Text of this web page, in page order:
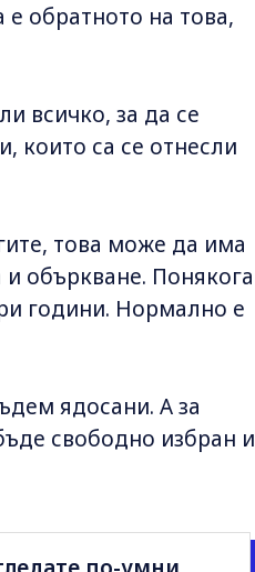
обратното на това,
всичко, за да се
които са се отнесли
това може да има
и объркване. Понякога
години. Нормално е
ядосани. А за
свободно избран и